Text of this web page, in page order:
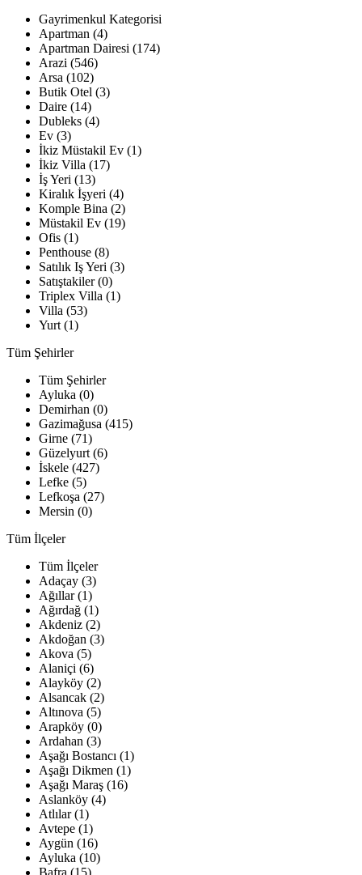
Gayrimenkul Kategorisi
Apartman (4)
Apartman Dairesi (174)
Arazi (546)
Arsa (102)
Butik Otel (3)
Daire (14)
Dubleks (4)
Ev (3)
İkiz Müstakil Ev (1)
İkiz Villa (17)
İş Yeri (13)
Kiralık İşyeri (4)
Komple Bina (2)
Müstakil Ev (19)
Ofis (1)
Penthouse (8)
Satılık Iş Yeri (3)
Satıştakiler (0)
Triplex Villa (1)
Villa (53)
Yurt (1)
Tüm Şehirler
Tüm Şehirler
Ayluka (0)
Demirhan (0)
Gazimağusa (415)
Girne (71)
Güzelyurt (6)
İskele (427)
Lefke (5)
Lefkoşa (27)
Mersin (0)
Tüm İlçeler
Tüm İlçeler
Adaçay (3)
Ağıllar (1)
Ağırdağ (1)
Akdeniz (2)
Akdoğan (3)
Akova (5)
Alaniçi (6)
Alayköy (2)
Alsancak (2)
Altınova (5)
Arapköy (0)
Ardahan (3)
Aşağı Bostancı (1)
Aşağı Dikmen (1)
Aşağı Maraş (16)
Aslanköy (4)
Atlılar (1)
Avtepe (1)
Aygün (16)
Ayluka (10)